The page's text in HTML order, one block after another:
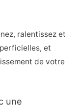
ralentissez et
et
de votre
une